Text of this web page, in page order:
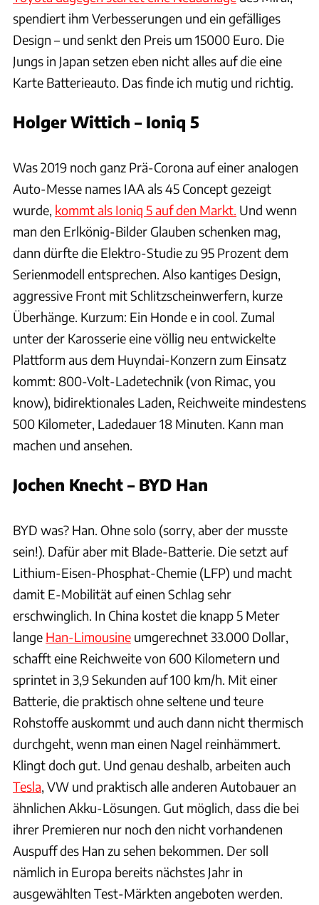
spendiert ihm Verbesserungen und ein gefälliges
Design – und senkt den Preis um 15000 Euro. Die
Jungs in Japan setzen eben nicht alles auf die eine
Karte Batterieauto. Das finde ich mutig und richtig.
Holger Wittich – Ioniq 5
Was 2019 noch ganz Prä-Corona auf einer analogen
Auto-Messe names IAA als 45 Concept gezeigt
wurde, kommt als Ioniq 5 auf den Markt. Und wenn
man den Erlkönig-Bilder Glauben schenken mag,
dann dürfte die Elektro-Studie zu 95 Prozent dem
Serienmodell entsprechen. Also kantiges Design,
aggressive Front mit Schlitzscheinwerfern, kurze
Überhänge. Kurzum: Ein Honde e in cool. Zumal
unter der Karosserie eine völlig neu entwickelte
Plattform aus dem Huyndai-Konzern zum Einsatz
kommt: 800-Volt-Ladetechnik (von Rimac, you
know), bidirektionales Laden, Reichweite mindestens
500 Kilometer, Ladedauer 18 Minuten. Kann man
machen und ansehen.
Jochen Knecht – BYD Han
BYD was? Han. Ohne solo (sorry, aber der musste
sein!). Dafür aber mit Blade-Batterie. Die setzt auf
Lithium-Eisen-Phosphat-Chemie (LFP) und macht
damit E-Mobilität auf einen Schlag sehr
erschwinglich. In China kostet die knapp 5 Meter
lange Han-Limousine umgerechnet 33.000 Dollar,
schafft eine Reichweite von 600 Kilometern und
sprintet in 3,9 Sekunden auf 100 km/h. Mit einer
Batterie, die praktisch ohne seltene und teure
Rohstoffe auskommt und auch dann nicht thermisch
durchgeht, wenn man einen Nagel reinhämmert.
Klingt doch gut. Und genau deshalb, arbeiten auch
Tesla, VW und praktisch alle anderen Autobauer an
ähnlichen Akku-Lösungen. Gut möglich, dass die bei
ihrer Premieren nur noch den nicht vorhandenen
Auspuff des Han zu sehen bekommen. Der soll
nämlich in Europa bereits nächstes Jahr in
ausgewählten Test-Märkten angeboten werden.